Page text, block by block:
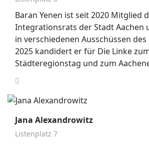
Baran Yenen ist seit 2020 Mitglied
Integrationsrats der Stadt Aachen
in verschiedenen Ausschüssen
2025 kandidert er für Die Linke
Städteregionstag und zum
Jana Alexandrowitz
Listenplatz 7